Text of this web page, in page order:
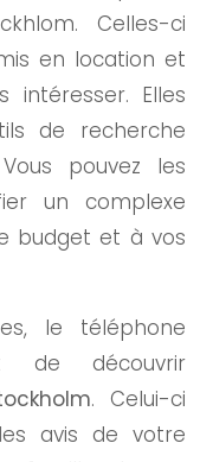
Celles-ci
en location et
intéresser. Elles
de recherche
pouvez les
un complexe
budget et à vos
le téléphone
de découvrir
. Celui-ci
avis de votre